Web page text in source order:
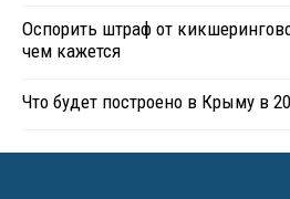
Оспорить штраф от
чем кажется
Что будет построено в Крыму в